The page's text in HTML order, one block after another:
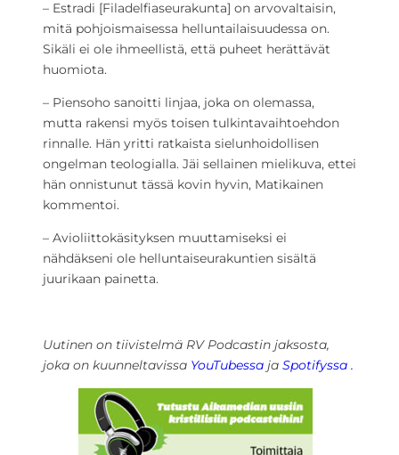
– Estradi [Filadelfiaseurakunta] on arvovaltaisin,
mitä pohjoismaisessa helluntailaisuudessa on.
Sikäli ei ole ihmeellistä, että puheet herättävät
huomiota.
– Piensoho sanoitti linjaa, joka on olemassa,
mutta rakensi myös toisen tulkintavaihtoehdon
rinnalle. Hän yritti ratkaista sielunhoidollisen
ongelman teologialla. Jäi sellainen mielikuva, ettei
hän onnistunut tässä kovin hyvin, Matikainen
kommentoi.
– Avioliittokäsityksen muuttamiseksi ei
nähdäkseni ole helluntaiseurakuntien sisältä
juurikaan painetta.
Uutinen on tiivistelmä RV Podcastin jaksosta,
joka on kuunneltavissa YouTubessa ja Spotifyssa .